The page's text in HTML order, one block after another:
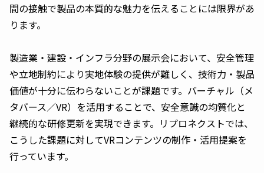
間の接触で製品の本質的な魅力を伝えることには限界があ
ります。
製造業・建設・インフラ分野の展示会において、安全管理
や立地制約により実地体験の提供が難しく、技術力・製品
価値が十分に伝わらないことが課題です。バーチャル（メ
タバース／VR）を活用することで、安全意識の均質化と
継続的な研修更新を実現できます。リプロネクストでは、
こうした課題に対してVRコンテンツの制作・活用提案を
行っています。